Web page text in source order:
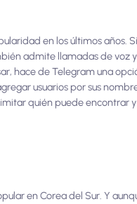
en los últimos años.
admite llamadas de
hace de Telegram una
usuarios por sus
quién puede
en Corea del Sur. Y